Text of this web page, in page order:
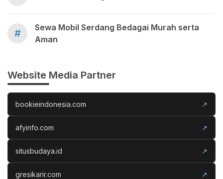
#
Sewa Mobil Serdang Bedagai Murah serta
Aman
Website Media Partner
bookieindonesia.com ↗
afyinfo.com ↗
situsbudaya.id ↗
gresikarir.com ↗